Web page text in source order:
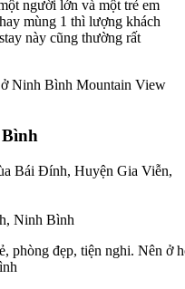
người lớn và một trẻ em
mùng 1 thì lượng khách
này cũng thường rất
Ninh Bình Mountain View
Bái Đính, Huyện Gia Viễn,
Ninh Bình